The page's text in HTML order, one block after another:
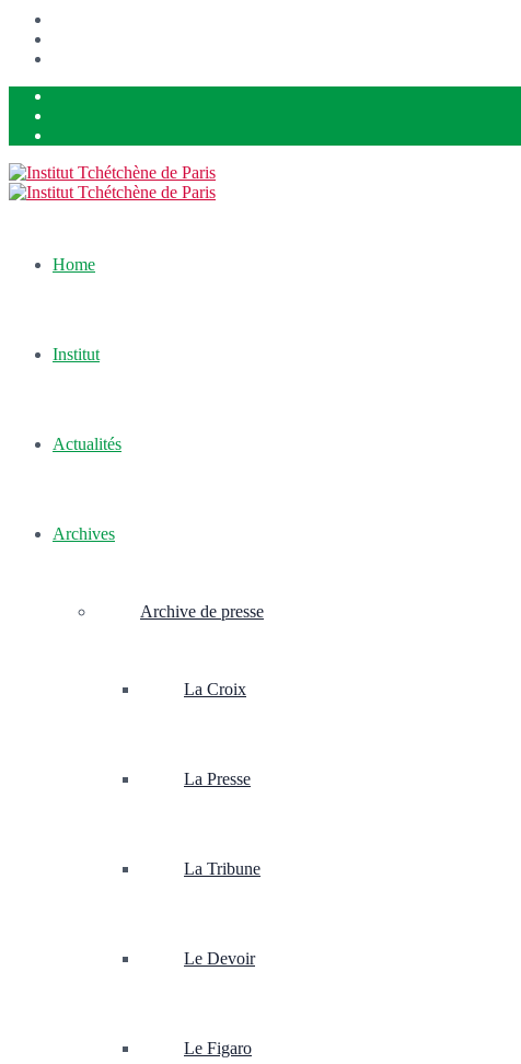
Home
Institut
Actualités
Archives
Archive de presse
La Croix
La Presse
La Tribune
Le Devoir
Le Figaro